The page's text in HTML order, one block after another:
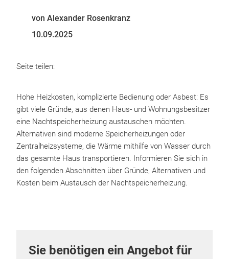
von Alexander Rosenkranz
10.09.2025
Seite teilen:
Hohe Heizkosten, komplizierte Bedienung oder Asbest: Es
gibt viele Gründe, aus denen Haus- und Wohnungsbesitzer
eine Nachtspeicherheizung austauschen möchten.
Alternativen sind moderne Speicherheizungen oder
Zentralheizsysteme, die Wärme mithilfe von Wasser durch
das gesamte Haus transportieren. Informieren Sie sich in
den folgenden Abschnitten über Gründe, Alternativen und
Kosten beim Austausch der Nachtspeicherheizung.
Sie benötigen ein Angebot für